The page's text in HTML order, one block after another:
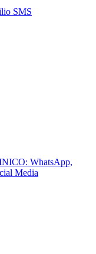
SMS
WhatsApp,
Media